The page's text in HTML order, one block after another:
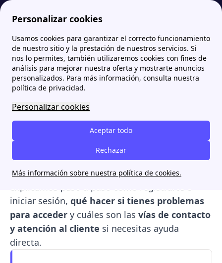
Personalizar cookies
Usamos cookies para garantizar el correcto funcionamiento
de nuestro sitio y la prestación de nuestros servicios. Si
nos lo permites, también utilizaremos cookies con fines de
análisis para mejorar nuestra oferta y mostrarte anuncios
personalizados. Para más información, consulta nuestra
política de privacidad.
Personalizar cookies
Aceptar todo
Rechazar
Más información sobre nuestra política de cookies.
Papernest.es MorePlenitude Login área Clientes Plenitude: cómo acceder, gestiones y vías de contacto
Login área Clientes
Plenitude: cómo acceder,
gestiones y vías de
contacto
Desde el Área de Clientes de Plenitude puedes
consultar facturas, revisar consumos,
cambiar tarifas y gestionar tus contratos
explicamos paso a paso cómo registrarte e
iniciar sesión, qué hacer si tienes problemas
para acceder y cuáles son las vías de contacto
y atención al cliente si necesitas ayuda
directa.